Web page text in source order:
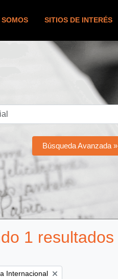
SITIOS DE INTERÉS
Búsqueda Avanzada »
1 resultados
filter:
Internacional